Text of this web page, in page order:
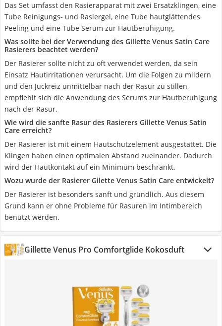
Das Set umfasst den Rasierapparat mit zwei Ersatzklingen, eine
Tube Reinigungs- und Rasiergel, eine Tube hautglättendes
Peeling und eine Tube Serum zur Hautberuhigung.
Was sollte bei der Verwendung des Gillette Venus Satin Care
Rasierers beachtet werden?
Der Rasierer sollte nicht zu oft verwendet werden, da sein
Einsatz Hautirritationen verursacht. Um die Folgen zu mildern
und den Juckreiz unmittelbar nach der Rasur zu stillen,
empfiehlt sich die Anwendung des Serums zur Hautberuhigung
nach der Rasur.
Wie wird die sanfte Rasur des Rasierers Gillette Venus Satin
Care erreicht?
Der Rasierer ist mit einem Hautschutzelement ausgestattet. Die
Klingen haben einen optimalen Abstand zueinander. Dadurch
wird der Hautkontakt auf ein Minimum beschränkt.
Wozu wurde der Rasierer Gilette Venus Satin Care entwickelt?
Der Rasierer ist besonders sanft und gründlich. Aus diesem
Grund kann er ohne Probleme für Rasuren im Intimbereich
benutzt werden.
Gillette Venus Pro Comfortglide Kokosduft